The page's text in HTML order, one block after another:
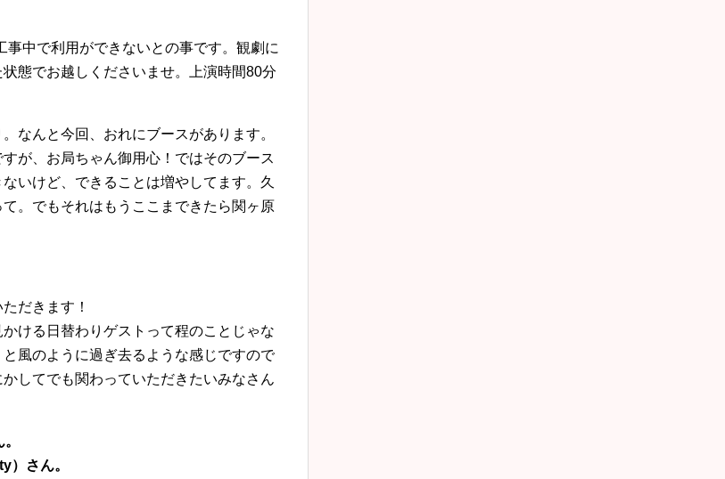
中で利用ができないとの事です。観劇に
態でお越しくださいませ。上演時間80分
なんと今回、おれにブースがあります。
が、お局ちゃん御用心！ではそのブース
いけど、できることは増やしてます。久
。でもそれはもうここまできたら関ヶ原
だきます！
ける日替わりゲストって程のことじゃな
風のように過ぎ去るような感じですので
してでも関わっていただきたいみなさん
）さん。